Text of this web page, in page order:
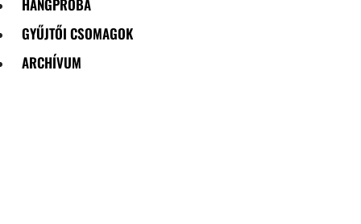
HANGPRÓBA
GYŰJTŐI CSOMAGOK
ARCHÍVUM